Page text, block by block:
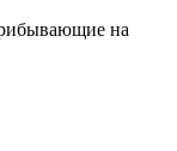
на